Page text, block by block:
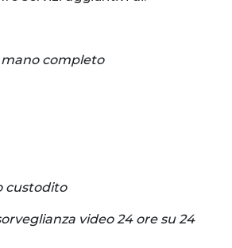
completo
custodito
video 24 ore su 24